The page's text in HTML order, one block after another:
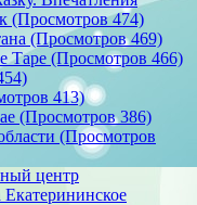
(Просмотров 474)
(Просмотров 469)
Таре (Просмотров 466)
413)
(Просмотров 386)
(Просмотров
центр